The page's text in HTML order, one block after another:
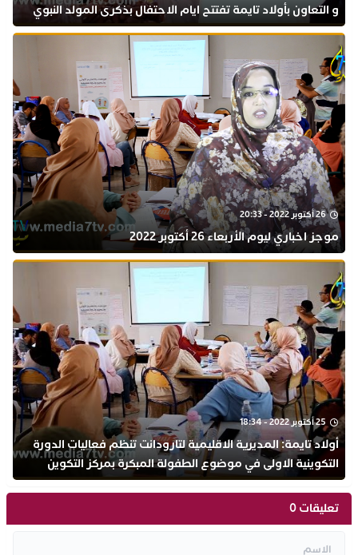
و التعاون بأولاد تايمة تفتتح ايام الاحتفال بذكرى المولد النبوي
26 أكتوبر 2022 - 20:33
موجز اخباري ليوم الأربعاء 26 أكتوبر 2022
25 أكتوبر 2022 - 18:34
أولاد تايمة: المديرية الاقليمية لتارودانت تنظم فعاليات الدورة
التكوينية الاولى في موضوع الطفولة المبكرة بمركز التكوين
ثانوية الحسن الثاني التأهيلية
تعليقات 0